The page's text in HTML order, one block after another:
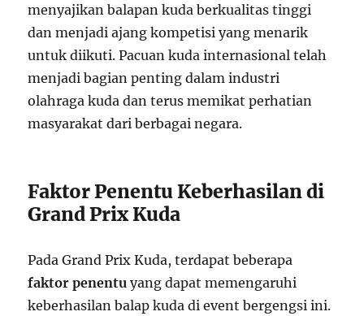
menyajikan balapan kuda berkualitas tinggi
dan menjadi ajang kompetisi yang menarik
untuk diikuti. Pacuan kuda internasional telah
menjadi bagian penting dalam industri
olahraga kuda dan terus memikat perhatian
masyarakat dari berbagai negara.
Faktor Penentu Keberhasilan di
Grand Prix Kuda
Pada Grand Prix Kuda, terdapat beberapa
faktor penentu yang dapat memengaruhi
keberhasilan balap kuda di event bergengsi ini.